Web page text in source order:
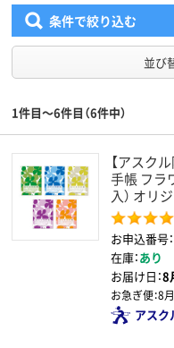
条件で絞り込む
並び
1件目～6件目（6件中）
【アスク
手帳 フラ
入） オリ
お申込番号
在庫：あり
お届け日：8
お急ぎ便：8
アスク